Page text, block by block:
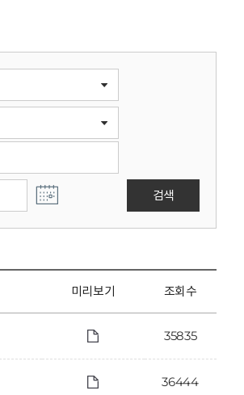
검색
미리보기 조회수
35835
36444